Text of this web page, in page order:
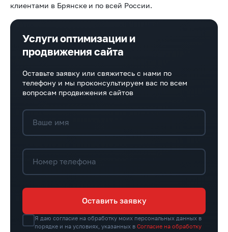
клиентами в Брянске и по всей России.
Услуги оптимизации и
продвижения сайта
Оставьте заявку или свяжитесь с нами по
телефону и мы проконсультируем вас по всем
вопросам продвижения сайтов
Ваше имя
Номер телефона
Оставить заявку
Я даю согласие на обработку моих персональных данных в
порядке и на условиях, указанных в Согласие на обработку